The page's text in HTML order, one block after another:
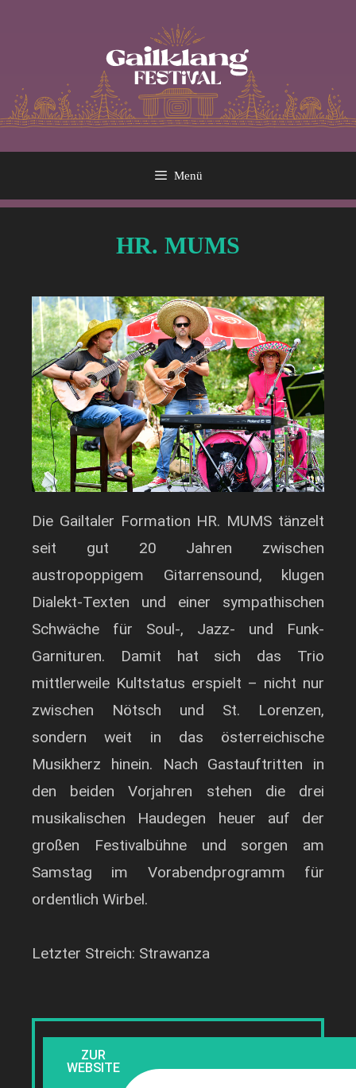
Menü
HR. MUMS
Die Gailtaler Formation HR. MUMS tänzelt
seit gut 20 Jahren zwischen
austropoppigem Gitarrensound, klugen
Dialekt-Texten und einer sympathischen
Schwäche für Soul-, Jazz- und Funk-
Garnituren. Damit hat sich das Trio
mittlerweile Kultstatus erspielt – nicht nur
zwischen Nötsch und St. Lorenzen,
sondern weit in das österreichische
Musikherz hinein. Nach Gastauftritten in
den beiden Vorjahren stehen die drei
musikalischen Haudegen heuer auf der
großen Festivalbühne und sorgen am
Samstag im Vorabendprogramm für
ordentlich Wirbel.
Letzter Streich: Strawanza
ZUR
WEBSITE